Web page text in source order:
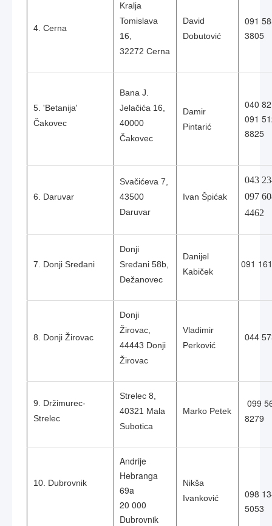
4. Cerna
Kralja
Tomislava
16,
32272 Cerna
David
Dobutović
091
3805
5. 'Betanija'
Čakovec
Bana J.
Jelačića 16,
40000
Čakovec
Damir
Pintarić
040
091
8825
6. Daruvar
Svačićeva 7,
43500
Daruvar
Ivan Špićak
043
097
4462
7. Donji Sređani
Donji
Sređani 58b,
Dežanovec
Danijel
Kabiček
091
8. Donji Žirovac
Donji
Žirovac,
44443 Donji
Žirovac
Vladimir
Perković
044
9. Držimurec-
Strelec
Strelec 8,
40321 Mala
Subotica
Marko Petek
099
8279
10. Dubrovnik
Andrije
Hebranga
69a
20 000
Dubrovnik
Nikša
Ivanković
098
5053